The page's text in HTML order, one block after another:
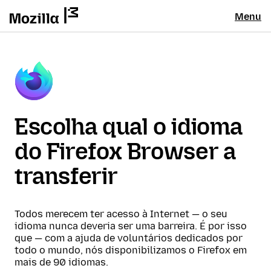
Menu
Escolha qual o idioma
do Firefox Browser a
transferir
Todos merecem ter acesso à Internet — o seu
idioma nunca deveria ser uma barreira. É por isso
que — com a ajuda de voluntários dedicados por
todo o mundo, nós disponibilizamos o Firefox em
mais de 90 idiomas.